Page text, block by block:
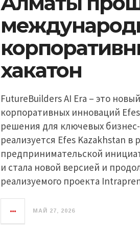
хакатон
FutureBuilders AI Era – это
корпоративных инноваций
решения для ключевых
реализуется Efes Kazakhstan в
предпринимательской
и стала новой версией и
реализуемого проекта
МАЙ 27, 2026